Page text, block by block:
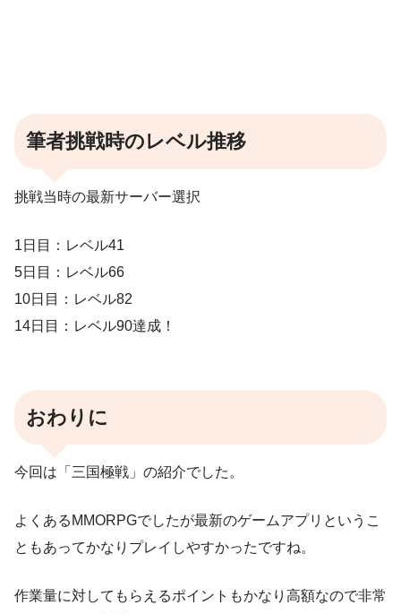
筆者挑戦時のレベル推移
挑戦当時の最新サーバー選択
1日目：レベル41
5日目：レベル66
10日目：レベル82
14日目：レベル90達成！
おわりに
今回は「三国極戦」の紹介でした。
よくあるMMORPGでしたが最新のゲームアプリというこ
ともあってかなりプレイしやすかったですね。
作業量に対してもらえるポイントもかなり高額なので非常